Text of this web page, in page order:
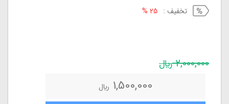
تخفيف : 25 %
2,000,000 ريال
1,500,000 ريال